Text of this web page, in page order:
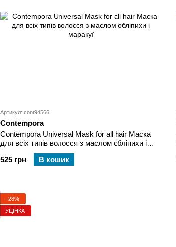
Артикул: cont94566
Contempora
Contempora Universal Mask for all hair Маска
для всіх типів волосся з маслом обліпихи і
525 грн
В кошик
−28%
УЦІНКА